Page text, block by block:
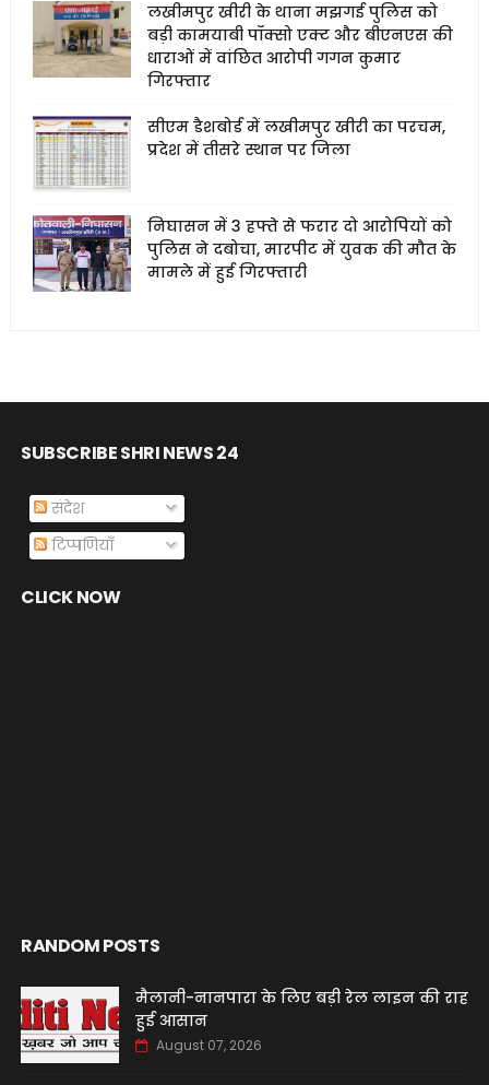
लखीमपुर खीरी के थाना मझगई पुलिस को
बड़ी कामयाबी पॉक्सो एक्ट और बीएनएस की
धाराओं में वांछित आरोपी गगन कुमार
गिरफ्तार
सीएम डैशबोर्ड में लखीमपुर खीरी का परचम,
प्रदेश में तीसरे स्थान पर जिला
निघासन में 3 हफ्ते से फरार दो आरोपियों को
पुलिस ने दबोचा, मारपीट में युवक की मौत के
मामले में हुई गिरफ्तारी
SUBSCRIBE SHRI NEWS 24
संदेश
टिप्पणियाँ
CLICK NOW
RANDOM POSTS
मैलानी-नानपारा के लिए बड़ी रेल लाइन की राह
हुई आसान
August 07, 2026